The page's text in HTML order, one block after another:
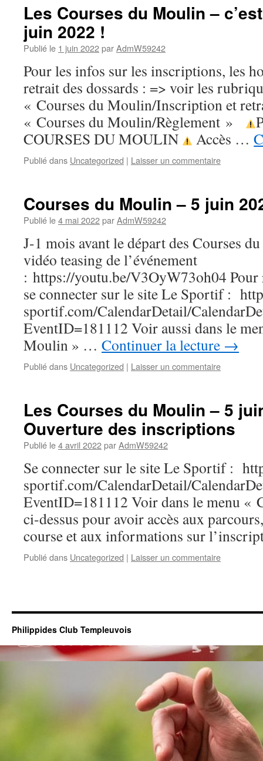
Les Courses du Moulin –
juin 2022 !
Publié le 1 juin 2022parAdmW59242
Pour les infos sur les inscriptions, les
retrait des dossards : => voir les
« Courses du Moulin/Inscription et
« Courses du Moulin/Règlement »
COURSES DU MOULIN
Accès …
Publié dans Uncategorized | Laisser un commentaire
Courses du Moulin – 5 juin
Publié le4 mai 2022parAdmW59242
J-1 mois avant le départ des Courses
vidéo teasing de l’événement
: https://youtu.be/V3OyW73oh04 Pour
se connecter sur le site Le Sportif :
sportif.com/CalendarDetail/
EventID=181112 Voir aussi dans le
Moulin » … Continuer la lecture →
Publié dans Uncategorized | Laisser un commentaire
Les Courses du Moulin – 5
Ouverture des inscriptions
Publié le4 avril 2022parAdmW59242
Se connecter sur le site Le Sportif :
sportif.com/CalendarDetail/
EventID=181112 Voir dans le menu «
ci-dessus pour avoir accès aux
course et aux informations sur
Publié dans Uncategorized | Laisser un commentaire
Philippides Club Templeuvois